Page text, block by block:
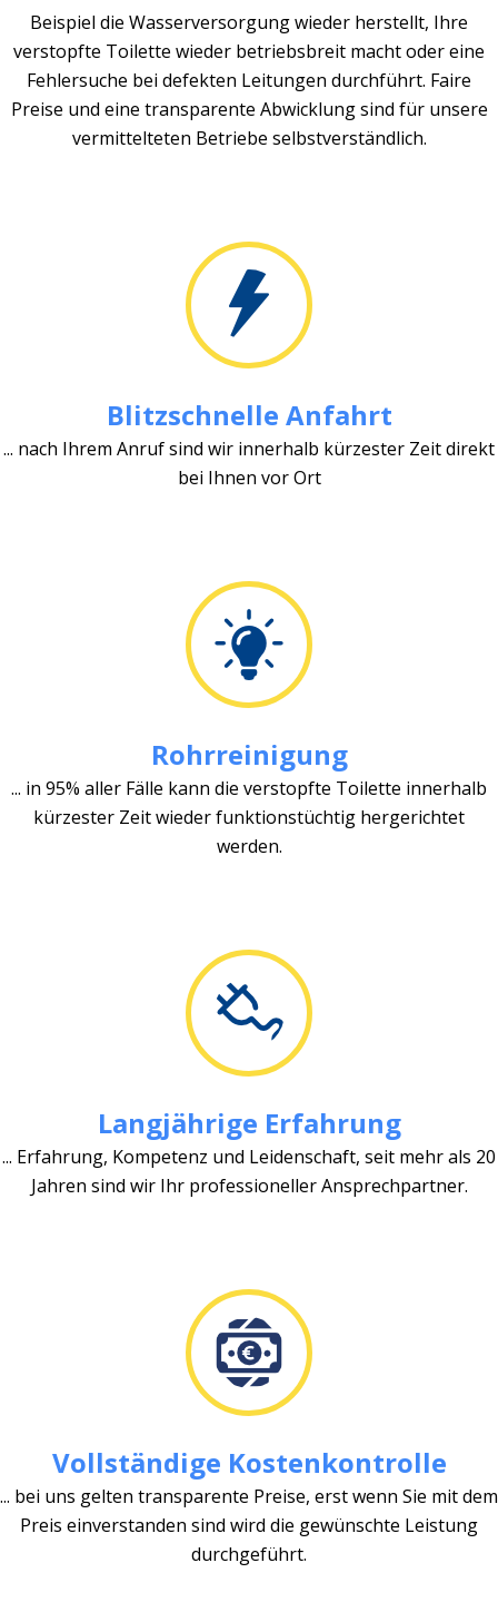
Beispiel die Wasserversorgung wieder herstellt, Ihre
verstopfte Toilette wieder betriebsbreit macht oder eine
Fehlersuche bei defekten Leitungen durchführt. Faire
Preise und eine transparente Abwicklung sind für unsere
vermittelteten Betriebe selbstverständlich.
Blitzschnelle Anfahrt
... nach Ihrem Anruf sind wir innerhalb kürzester Zeit direkt
bei Ihnen vor Ort
Rohrreinigung
... in 95% aller Fälle kann die verstopfte Toilette innerhalb
kürzester Zeit wieder funktionstüchtig hergerichtet
werden.
Langjährige Erfahrung
... Erfahrung, Kompetenz und Leidenschaft, seit mehr als 20
Jahren sind wir Ihr professioneller Ansprechpartner.
Vollständige Kostenkontrolle
... bei uns gelten transparente Preise, erst wenn Sie mit dem
Preis einverstanden sind wird die gewünschte Leistung
durchgeführt.